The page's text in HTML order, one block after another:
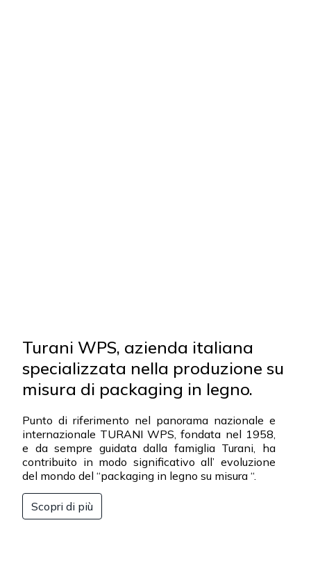
Turani WPS, azienda italiana
specializzata nella produzione su
misura di packaging in legno.
Punto di riferimento nel panorama nazionale e
internazionale TURANI WPS, fondata nel 1958,
e da sempre guidata dalla famiglia Turani, ha
contribuito in modo significativo all’ evoluzione
del mondo del “packaging in legno su misura “.
Scopri di più